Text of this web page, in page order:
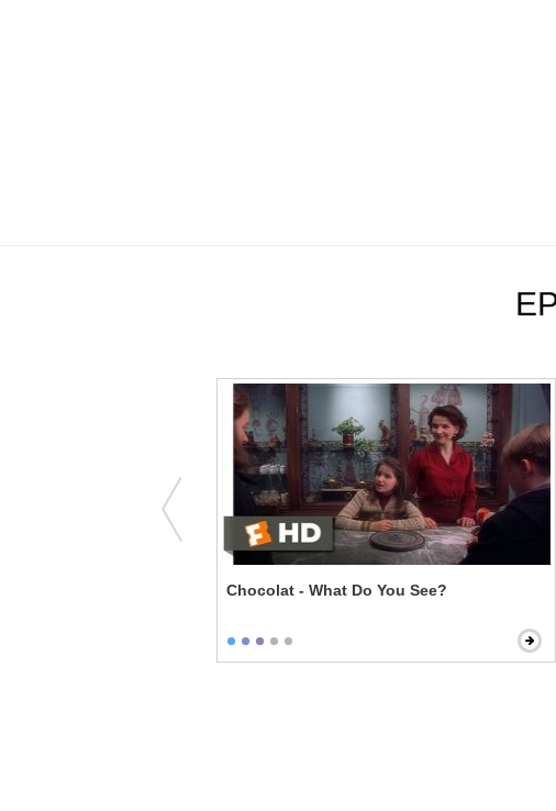
Chocolat - What Do You See?